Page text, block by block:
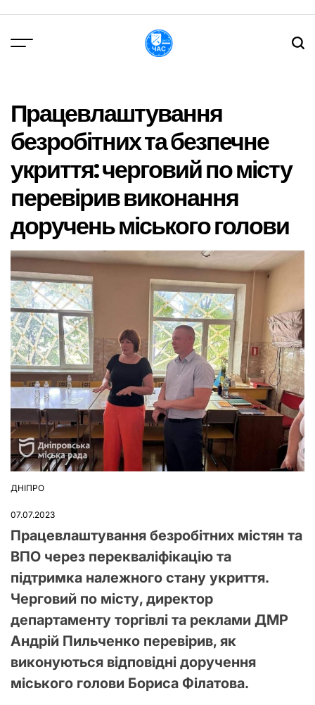
вмісту
Працевлаштування
безробітних та безпечне
укриття: черговий по місту
перевірив виконання
доручень міського голови
ОПУБЛІКУВАТИ
ДНІПРО
07.07.2023
Працевлаштування безробітних містян та
ВПО через перекваліфікацію та
підтримка належного стану укриття.
Черговий по місту, директор
департаменту торгівлі та реклами ДМР
Андрій Пильченко перевірив, як
виконуються відповідні доручення
міського голови Бориса Філатова.